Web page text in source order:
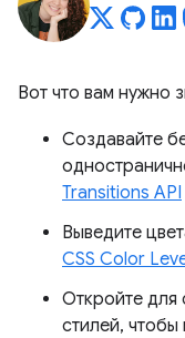
Вот что вам нужно
Создавайте
Transitions API
Выведите
CSS Color
Откройте для
стилей,